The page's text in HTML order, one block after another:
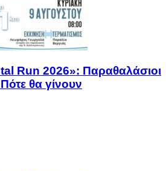
Run 2026»: Παραθαλάσιοι
θα γίνουν